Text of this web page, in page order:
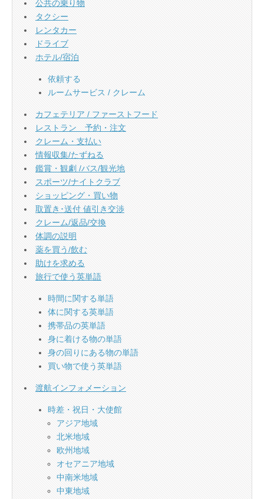
公共の乗り物
タクシー
レンタカー
ドライブ
ホテル/宿泊
依頼する
ルームサービス / クレーム
カフェテリア / ファーストフード
レストラン 予約・注文
クレーム・支払い
情報収集/たずねる
鑑賞・観劇 /バス/観光地
スポーツ/ナイトクラブ
ショッピング・買い物
取置き･送付 値引き交渉
クレーム/返品/交換
体調の説明
薬を買う/飲む
助けを求める
旅行で使う英単語
時間に関する単語
体に関する英単語
携帯品の英単語
身に着ける物の単語
身の回りにある物の単語
買い物で使う英単語
渡航インフォメーション
時差・祝日・大使館
アジア地域
北米地域
欧州地域
オセアニア地域
中南米地域
中東地域